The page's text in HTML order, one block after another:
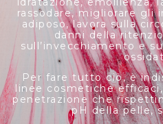
rassodare, migliorare gli
adiposo, lavora sulla
danni della
sull’invecchiamento e
Per fare tutto ciò, è
linee cosmetiche
penetrazione che
pH della pelle,